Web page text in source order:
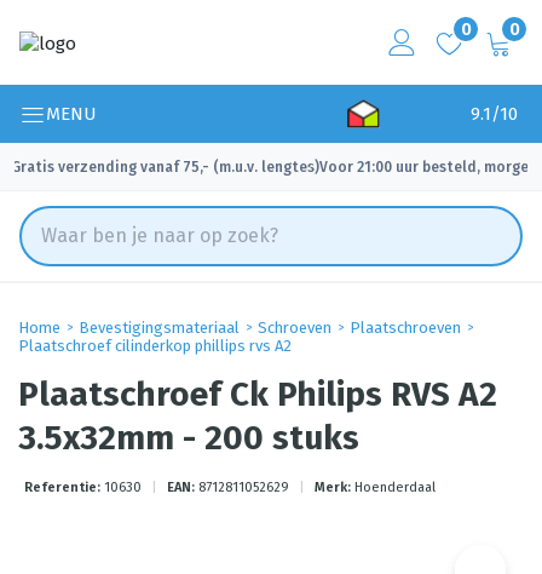
0 0
MENU 9.1/10
Gratis verzending vanaf 75,- (m.u.v. lengtes)
✓ Voor 21:00 uur besteld, morgen
Home Bevestigingsmateriaal Schroeven
Plaatschroeven
Plaatschroef cilinderkop phillips rvs A2
Plaatschroef Ck Philips RVS A2
3.5x32mm - 200 stuks
Referentie: 10630 EAN: 8712811052629 Merk: Hoenderdaal